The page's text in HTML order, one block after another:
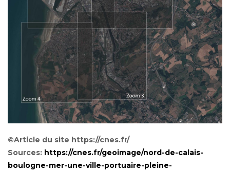
©Article du site https://cnes.fr/
Sources: https://cnes.fr/geoimage/nord-de-calais-
boulogne-mer-une-ville-portuaire-pleine-